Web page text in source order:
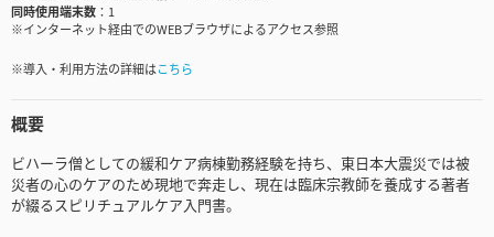
同時使用端末数
1
※インターネット経由でのWEBブラウザによるアクセス参照
※導入・利用方法の詳細はこちら
概要
ビハーラ僧としての緩和ケア病棟勤務経験を持ち、東日本大震災では被
災者の心のケアのため現地で奔走し、現在は臨床宗教師を養成する著者
が綴るスピリチュアルケア入門書。